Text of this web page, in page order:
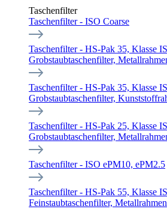
Taschenfilter
Taschenfilter - ISO Coarse
Taschenfilter - HS-Pak 35, Klasse
Grobstaubtaschenfilter,
Taschenfilter - HS-Pak 35, Klasse
Grobstaubtaschenfilter,
Taschenfilter - HS-Pak 25, Klasse
Grobstaubtaschenfilter,
Taschenfilter - ISO ePM10, ePM2.5
Taschenfilter - HS-Pak 55, Klasse
Feinstaubtaschenfilter, Metallrahmen